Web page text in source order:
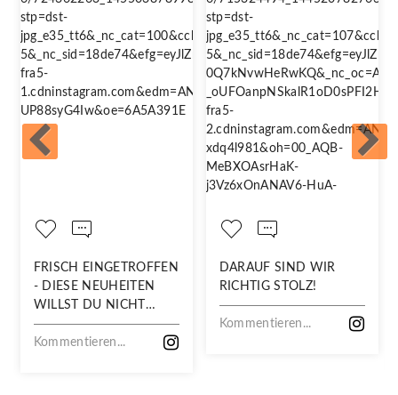
FRISCH EINGETROFFEN
- DIESE NEUHEITEN
WILLST DU NICHT
VERPASSEN!
Kommentieren...
DARAUF SIND WIR
RICHTIG STOLZ!
Kommentieren...